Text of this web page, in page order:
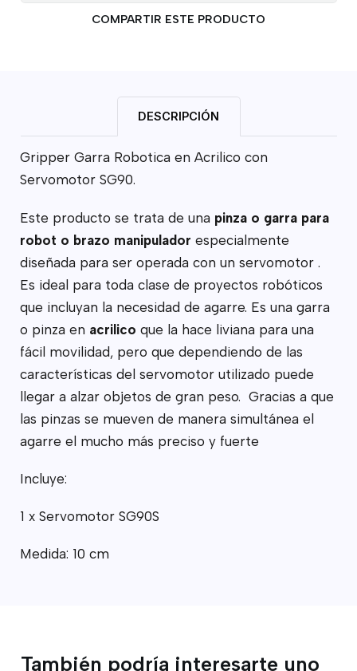
COMPARTIR ESTE PRODUCTO
DESCRIPCIÓN
Gripper Garra Robotica en Acrilico con
Servomotor SG90.
Este producto se trata de una pinza o garra para
robot o brazo manipulador especialmente
diseñada para ser operada con un servomotor .
Es ideal para toda clase de proyectos robóticos
que incluyan la necesidad de agarre. Es una garra
o pinza en acrilico que la hace liviana para una
fácil movilidad, pero que dependiendo de las
características del servomotor utilizado puede
llegar a alzar objetos de gran peso. Gracias a que
las pinzas se mueven de manera simultánea el
agarre el mucho más preciso y fuerte
Incluye:
1 x Servomotor SG90S
Medida: 10 cm
También podría interesarte uno